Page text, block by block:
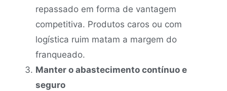
repassado em forma de vantagem
competitiva. Produtos caros ou com
logística ruim matam a margem do
franqueado.
Manter o abastecimento contínuo e
seguro